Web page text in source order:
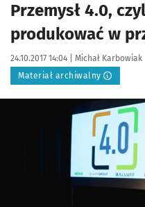
Przemysł 4.0,
produkować w
Data publikacji:
24.10.2017 14:04 | Autor:
Michał Karbowiak
Materiał archiwalny
Kliknij, aby powiększyć